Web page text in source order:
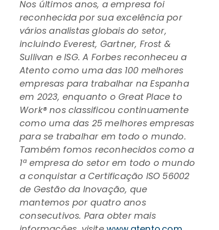
Nos últimos anos, a empresa foi
reconhecida por sua excelência por
vários analistas globais do setor,
incluindo Everest, Gartner, Frost &
Sullivan e ISG. A Forbes reconheceu a
Atento como uma das 100 melhores
empresas para trabalhar na Espanha
em 2023, enquanto o Great Place to
Work® nos classificou continuamente
como uma das 25 melhores empresas
para se trabalhar em todo o mundo.
Também fomos reconhecidos como a
1ª empresa do setor em todo o mundo
a conquistar a Certificação ISO 56002
de Gestão da Inovação, que
mantemos por quatro anos
consecutivos. Para obter mais